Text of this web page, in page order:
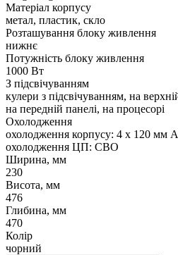
Матеріал корпусу
метал, пластик, скло
Розташування блоку живлення
нижнє
Потужність блоку живлення
1000 Вт
З підсвічуванням
кулери з підсвічуванням, на
на передній панелі, на процесорі
Охолодження
охолодження корпусу: 4 x 120 мм
охолодження ЦП: СВО
Ширина, мм
230
Висота, мм
476
Глибина, мм
470
Колір
чорний